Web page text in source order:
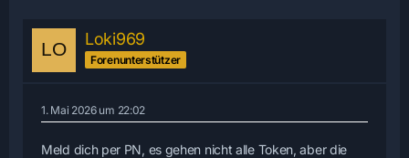
Loki969
Forenunterstützer
1. Mai 2026 um 22:02
Meld dich per PN, es gehen nicht alle Token, aber die